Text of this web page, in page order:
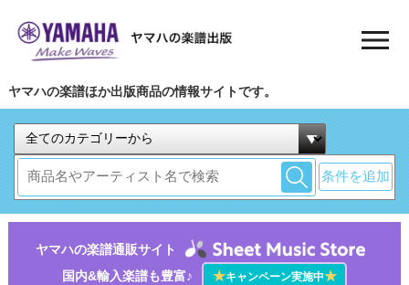
ヤマハの楽譜ほか出版商品の情報サイトです。
条件を追加
ヤマハの楽譜通販サイト
国内&輸入楽譜も豊富♪
★キャンペーン実施中★